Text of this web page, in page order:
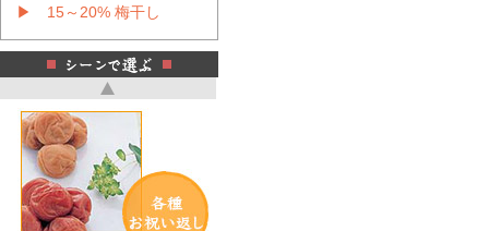
▶ 15～20% 梅干し